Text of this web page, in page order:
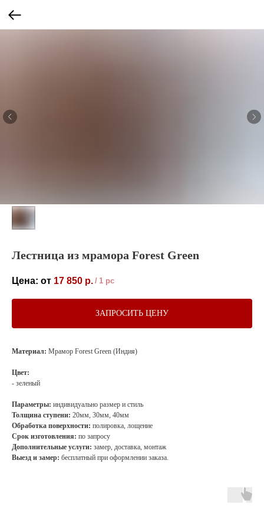
Лестница из мрамора Forest Green
17 850 р. / 1 pc
ЗАПРОСИТЬ ЦЕНУ
Материал: Мрамор Forest Green (Индия)
Цвет:
- зеленый
Параметры: индивидуально размер и стиль
Толщина ступени: 20мм, 30мм, 40мм
Обработка поверхности: полировка, лощение
Срок изготовления: по запросу
Дополнительные услуги: замер, доставка, монтаж
Выезд и замер: бесплатный при оформлении заказа.